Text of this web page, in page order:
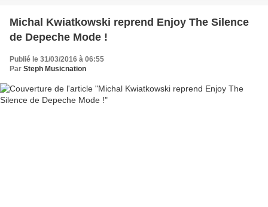
Michal Kwiatkowski reprend Enjoy The Silence
de Depeche Mode !
Publié le 31/03/2016 à 06:55
Par Steph Musicnation